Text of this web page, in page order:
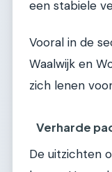
een stabiele
Vooral in de
Waalwijk en
zich lenen
Verharde
De uitzichten